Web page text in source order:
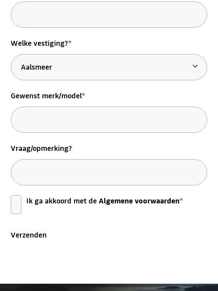
Welke vestiging?*
Gewenst merk/model*
Vraag/opmerking?
Instemming*
Ik ga akkoord met deAlgemene voorwaarden*
Verzenden